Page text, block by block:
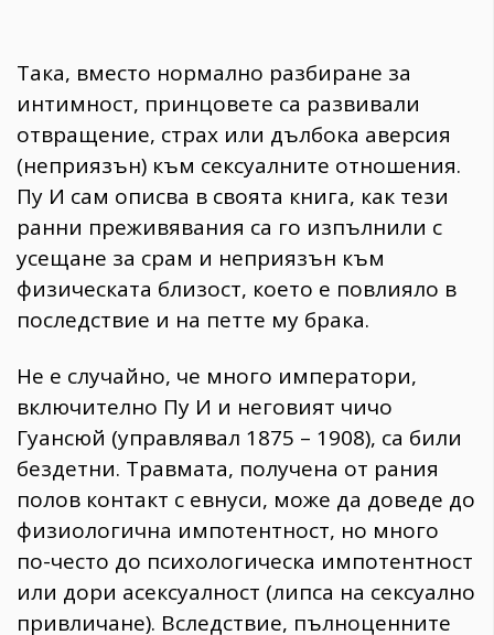
Така, вместо нормално разбиране за
интимност, принцовете са развивали
отвращение, страх или дълбока аверсия
(неприязън) към сексуалните отношения.
Пу И сам описва в своята книга, как тези
ранни преживявания са го изпълнили с
усещане за срам и неприязън към
физическата близост, което е повлияло в
последствие и на петте му брака.
Не е случайно, че много императори,
включително Пу И и неговият чичо
Гуансюй (управлявал 1875 – 1908), са били
бездетни. Травмата, получена от рания
полов контакт с евнуси, може да доведе до
физиологична импотентност, но много
по-често до психологическа импотентност
или дори асексуалност (липса на сексуално
привличане). Вследствие, пълноценните